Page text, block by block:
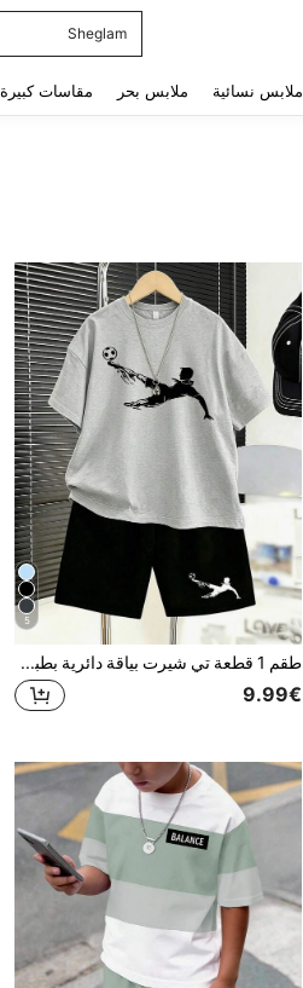
Sheglam
ملابس نسائية ملابس بحر مقاسات كبيرة
5
طقم 1 قطعة تي شيرت بياقة دائرية بطبعة كرة قدم + شورت للأولاد المراهقين، ملابس صيفية جديدة مريحة، للعودة إلى المدرسة
9.99€